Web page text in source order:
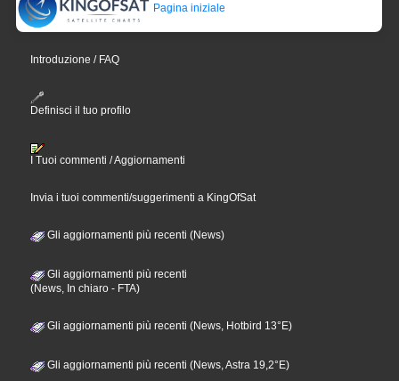
Pagina iniziale
Introduzione / FAQ
Definisci il tuo profilo
I Tuoi commenti / Aggiornamenti
Invia i tuoi commenti/suggerimenti a KingOfSat
Gli aggiornamenti più recenti (News)
Gli aggiornamenti più recenti
(News, In chiaro - FTA)
Gli aggiornamenti più recenti (News, Hotbird 13°E)
Gli aggiornamenti più recenti (News, Astra 19,2°E)